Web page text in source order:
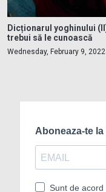
Dicționarul yoghinului
trebui să le cunoască
Wednesday, February 9, 2022